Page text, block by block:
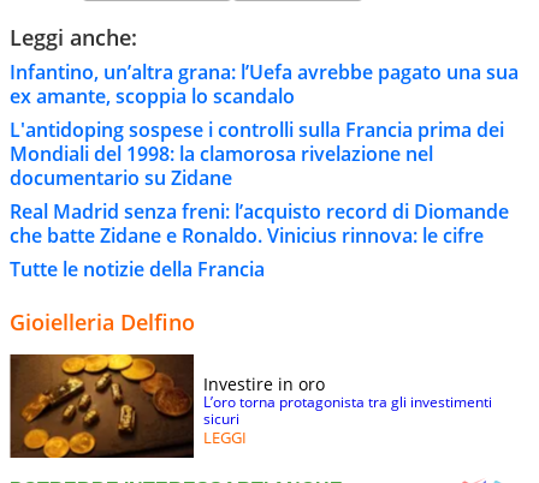
Leggi anche:
Infantino, un’altra grana: l’Uefa avrebbe pagato una sua
ex amante, scoppia lo scandalo
L'antidoping sospese i controlli sulla Francia prima dei
Mondiali del 1998: la clamorosa rivelazione nel
documentario su Zidane
Real Madrid senza freni: l’acquisto record di Diomande
che batte Zidane e Ronaldo. Vinicius rinnova: le cifre
Tutte le notizie della Francia
Gioielleria Delfino
Investire in oro
L’oro torna protagonista tra gli investimenti
sicuri
LEGGI